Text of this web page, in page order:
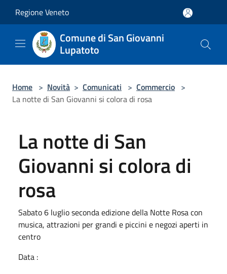
Regione Veneto
Comune di San Giovanni
Lupatoto
Home > Novità > Comunicati > Commercio >
La notte di San Giovanni si colora di rosa
La notte di San
Giovanni si colora di
rosa
Sabato 6 luglio seconda edizione della Notte Rosa con
musica, attrazioni per grandi e piccini e negozi aperti in
centro
Data :